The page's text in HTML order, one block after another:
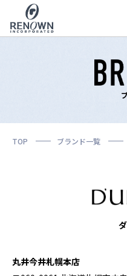
TOP ブランド一覧
丸井今井札幌本店